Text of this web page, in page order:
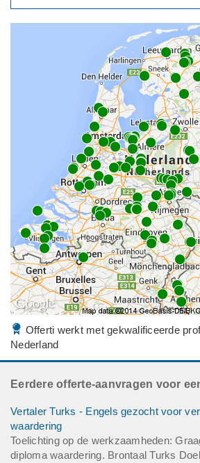
Offerti werkt met gekwalificeerde
Nederland
Eerdere offerte-aanvragen voor
Vertaler Turks - Engels gezocht voor
waardering
Toelichting op de werkzaamheden:
diploma waardering. Brontaal Turks